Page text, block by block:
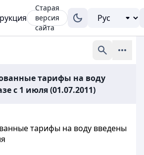
Старая
версия
сайта
тарифы на воду
с 1 июля (01.07.2011)
тарифы на воду введены